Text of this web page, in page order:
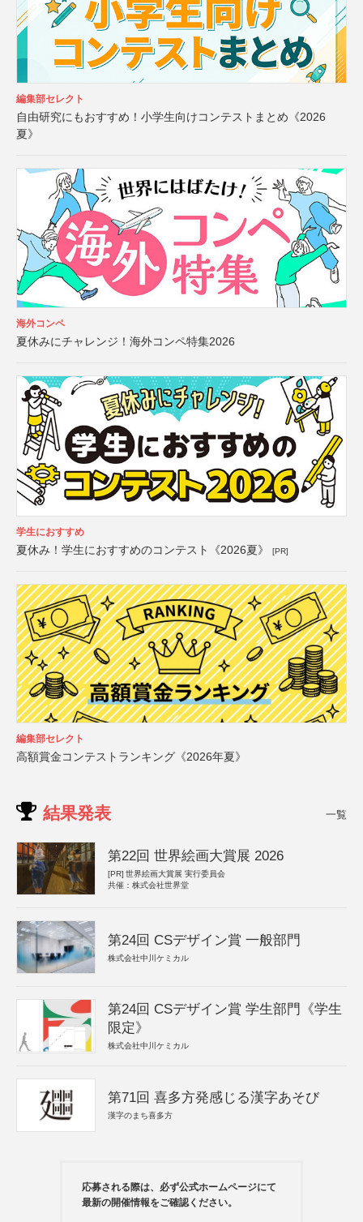
編集部セレクト
自由研究にもおすすめ！小学生向けコンテストまとめ《2026
夏》
海外コンペ
夏休みにチャレンジ！海外コンペ特集2026
学生におすすめ
夏休み！学生におすすめのコンテスト《2026夏》 [PR]
編集部セレクト
高額賞金コンテストランキング《2026年夏》
結果発表 一覧
第22回 世界絵画大賞展 2026
[PR] 世界絵画大賞展 実行委員会
共催：株式会社世界堂
第24回 CSデザイン賞 一般部門
株式会社中川ケミカル
第24回 CSデザイン賞 学生部門《学生
限定》
株式会社中川ケミカル
第71回 喜多方発感じる漢字あそび
漢字のまち喜多方
応募される際は、必ず公式ホームページにて
最新の開催情報をご確認ください。